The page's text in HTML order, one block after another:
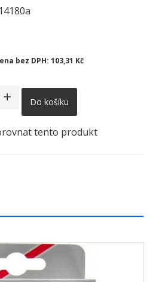
bez DPH: 103,31 Kč
Do košíku
tento produkt